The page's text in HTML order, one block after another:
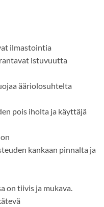
ilmastointia
istuvuutta
ääriolosuhtelta
pois iholta ja käyttäjä
kankaan pinnalta ja
on tiivis ja mukava.